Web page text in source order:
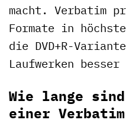
macht. Verbatim
Formate in
die DVD+R-
Laufwerken
Wie lange
einer Verbatim